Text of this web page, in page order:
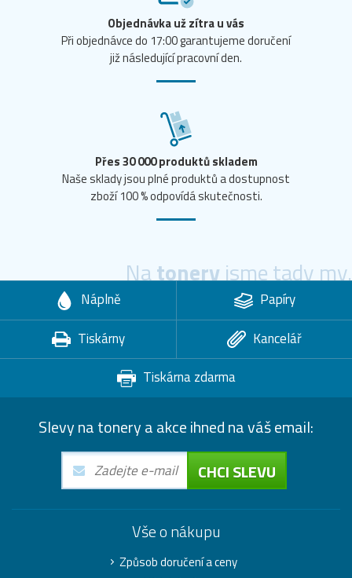
Objednávka už zítra u vás
Při objednávce do 17:00 garantujeme doručení
již následující pracovní den.
Přes 30 000 produktů skladem
Naše sklady jsou plné produktů a dostupnost
zboží 100 % odpovídá skutečnosti.
Natoneryjsme tady my.
Náplně
Papíry
Tiskárny
Kancelář
Tiskárna zdarma
Slevy na tonery a akce ihned na váš email:
CHCI SLEVU
Vše o nákupu
Způsob doručení a ceny